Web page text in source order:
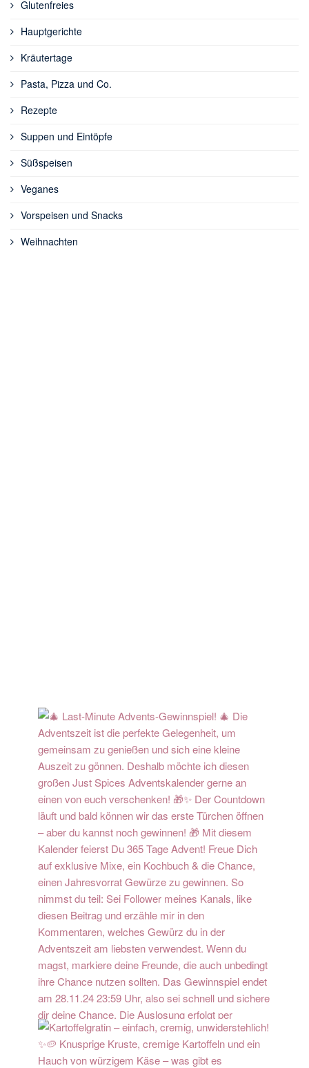
Glutenfreies
Hauptgerichte
Kräutertage
Pasta, Pizza und Co.
Rezepte
Suppen und Eintöpfe
Süßspeisen
Veganes
Vorspeisen und Snacks
Weihnachten